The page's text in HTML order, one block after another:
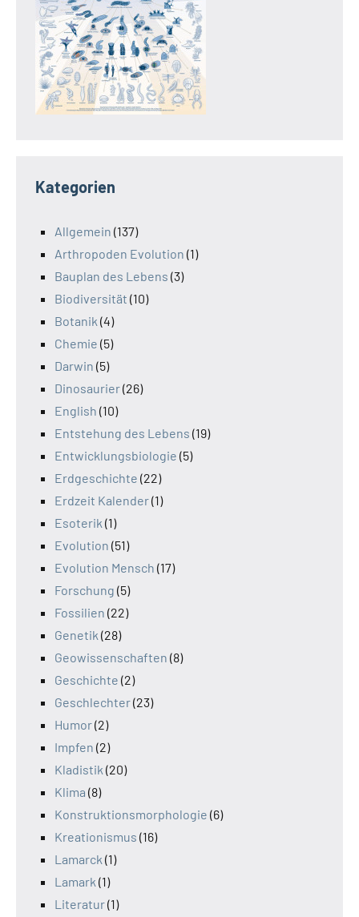
Kategorien
Allgemein (137)
Arthropoden Evolution (1)
Bauplan des Lebens (3)
Biodiversität (10)
Botanik (4)
Chemie (5)
Darwin (5)
Dinosaurier(26)
English (10)
Entstehung des Lebens (19)
Entwicklungsbiologie (5)
Erdgeschichte (22)
Erdzeit Kalender(1)
Esoterik (1)
Evolution (51)
Evolution Mensch (17)
Forschung (5)
Fossilien (22)
Genetik (28)
Geowissenschaften (8)
Geschichte (2)
Geschlechter(23)
Humor(2)
Impfen (2)
Kladistik (20)
Klima (8)
Konstruktionsmorphologie (6)
Kreationismus (16)
Lamarck (1)
Lamark (1)
Literatur(1)